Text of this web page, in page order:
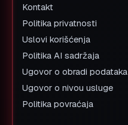
Kontakt
Politika privatnosti
Uslovi korišćenja
Politika AI sadržaja
Ugovor o obradi podataka
Ugovor o nivou usluge
Politika povraćaja